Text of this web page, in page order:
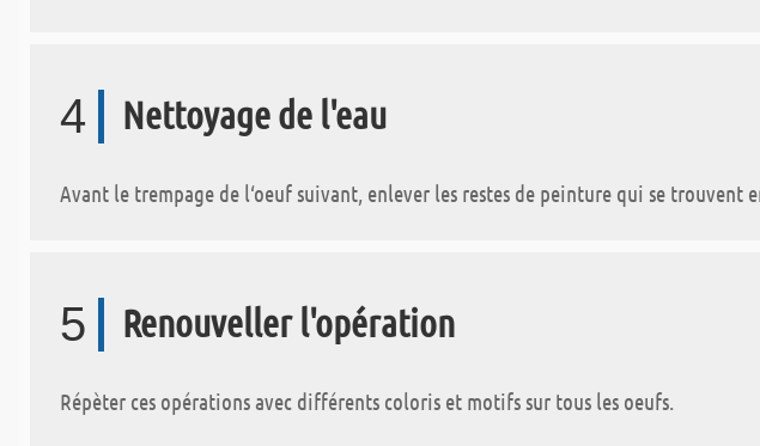
4 Nettoyage de l'eau
Avant le trempage de l‘oeuf suivant, enlever les restes de peinture qui se trouvent
5 Renouveller l'opération
Répèter ces opérations avec différents coloris et motifs sur tous les oeufs.